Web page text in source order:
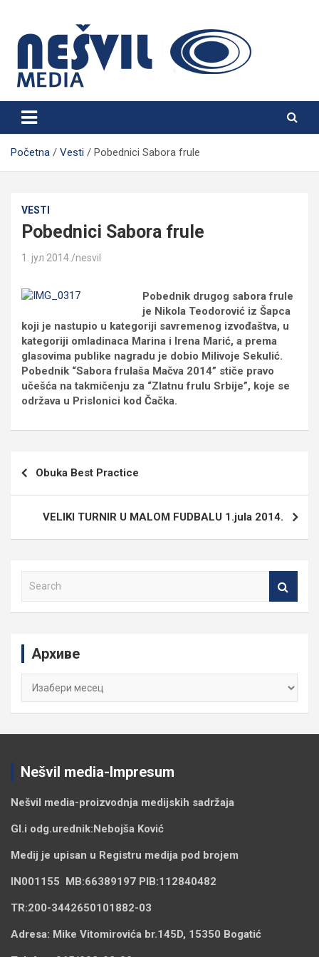
content
Nešvil Media Bogatić
Početna Vesti Pobednici Sabora frule
VESTI
Pobednici Sabora frule
1. јул 2014. nesvil
Pobednik drugog sabora frule
je Nikola Teodorović iz Šapca
koji je nastupio u kategoriji savremenog izvođaštva, u
kategoriji omladinaca Marina i Irena Marić, a prema
glasovima publike nagradu je dobio Milivoje Sekulić.
Pobednik “Sabora frulaša Mačva 2014” stiče pravo
učešća na takmičenju za “Zlatnu frulu Srbije”, koje se
održava u Prislonici kod Čačka.
Obuka Best Practice
VELIKI TURNIR U MALOM FUDBALU 1.jula 2014.
Архиве
Архиве
Nešvil media-Impresum
Nešvil media-proizvodnja medijskih sadržaja
Gl.i odg.urednik:Nebojša Ković
Medij je upisan u Registru medija pod brojem
IN001155 MB:66389197 PIB:112840482
TR:200-3442650101882-03
Adresa: Mike Vitomirovića br.145D, 15350 Bogatić